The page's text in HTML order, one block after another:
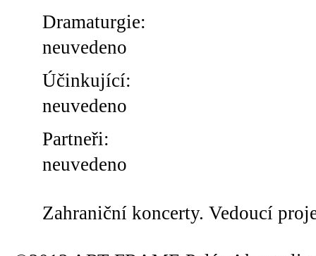
Dramaturgie:
neuvedeno
Účinkující:
neuvedeno
Partneři:
neuvedeno
Zahraniční koncerty. Vedoucí